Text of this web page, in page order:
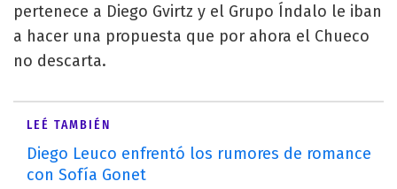
pertenece a Diego Gvirtz y el Grupo Índalo le iban
a hacer una propuesta que por ahora el Chueco
no descarta.
LEÉ TAMBIÉN
Diego Leuco enfrentó los rumores de romance
con Sofía Gonet